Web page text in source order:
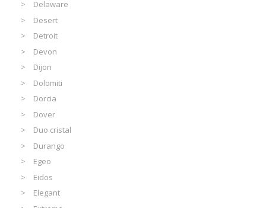
Delaware
Desert
Detroit
Devon
Dijon
Dolomiti
Dorcia
Dover
Duo cristal
Durango
Egeo
Eidos
Elegant